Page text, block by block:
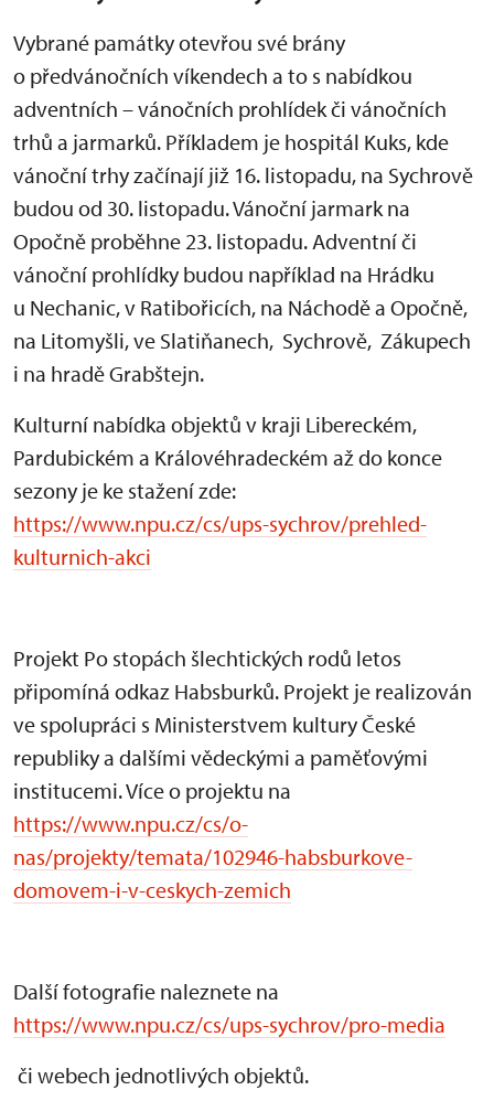
Vybrané památky otevřou své brány
o předvánočních víkendech a to s nabídkou
adventních – vánočních prohlídek či vánočních
trhů a jarmarků. Příkladem je hospitál Kuks, kde
vánoční trhy začínají již 16. listopadu, na Sychrově
budou od 30. listopadu. Vánoční jarmark na
Opočně proběhne 23. listopadu. Adventní či
vánoční prohlídky budou například na Hrádku
u Nechanic, v Ratibořicích, na Náchodě a Opočně,
na Litomyšli, ve Slatiňanech, Sychrově, Zákupech
i na hradě Grabštejn.
Kulturní nabídka objektů v kraji Libereckém,
Pardubickém a Královéhradeckém až do konce
sezony je ke stažení zde:
https://www.npu.cz/cs/ups-sychrov/prehled-
kulturnich-akci
Projekt Po stopách šlechtických rodů letos
připomíná odkaz Habsburků. Projekt je realizován
ve spolupráci s Ministerstvem kultury České
republiky a dalšími vědeckými a paměťovými
institucemi. Více o projektu na
https://www.npu.cz/cs/o-
nas/projekty/temata/102946-habsburkove-
domovem-i-v-ceskych-zemich
Další fotografie naleznete na
https://www.npu.cz/cs/ups-sychrov/pro-media
či webech jednotlivých objektů.